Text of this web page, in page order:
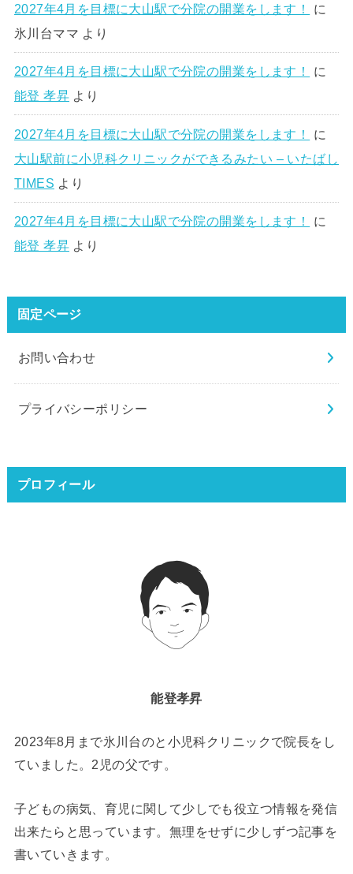
2027年4月を目標に大山駅で分院の開業をします！
に
氷川台ママ より
2027年4月を目標に大山駅で分院の開業をします！
に
能登 孝昇より
2027年4月を目標に大山駅で分院の開業をします！
に
大山駅前に小児科クリニックができるみたい – いたばし
TIMES より
2027年4月を目標に大山駅で分院の開業をします！
に
能登 孝昇より
固定ページ
お問い合わせ
プライバシーポリシー
プロフィール
能登孝昇
2023年8月まで氷川台のと小児科クリニックで院長をし
ていました。2児の父です。
子どもの病気、育児に関して少しでも役立つ情報を発信
出来たらと思っています。無理をせずに少しずつ記事を
書いていきます。